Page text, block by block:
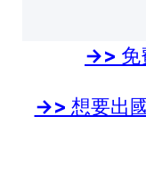
->> 免
->> 想要出